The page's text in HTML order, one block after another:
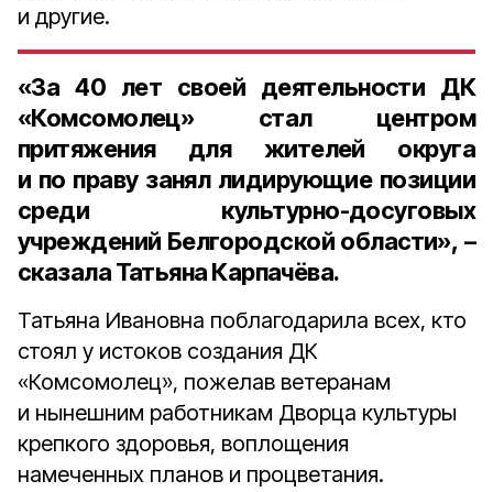
и другие.
«За 40 лет своей деятельности ДК
«Комсомолец» стал центром
притяжения для жителей округа
и по праву занял лидирующие позиции
среди культурно-досуговых
учреждений Белгородской области», –
сказала Татьяна Карпачёва.
Татьяна Ивановна поблагодарила всех, кто
стоял у истоков создания ДК
«Комсомолец», пожелав ветеранам
и нынешним работникам Дворца культуры
крепкого здоровья, воплощения
намеченных планов и процветания.